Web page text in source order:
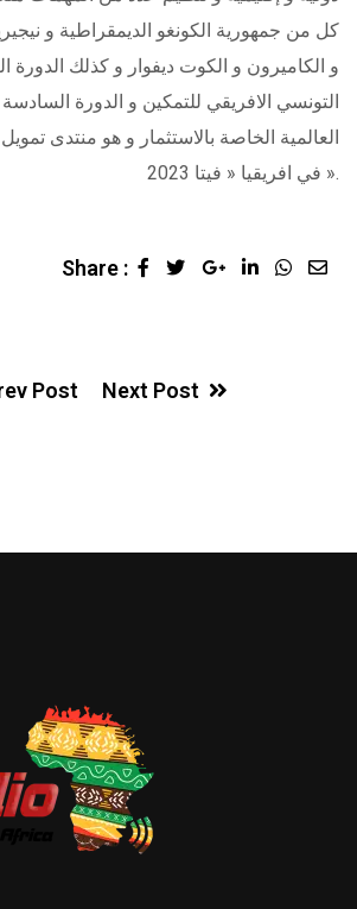
كل من جمهورية الكونغو الديمقراطية و
و الكاميرون و الكوت ديفوار و كذلك الدورة
التونسي الافريقي للتمكين و الدورة السادسة
العالمية الخاصة بالاستثمار و هو منتدى تمويل
في افريقيا « فيتا 2023 ».
Share : Google+LinkedIn
Post Next Post